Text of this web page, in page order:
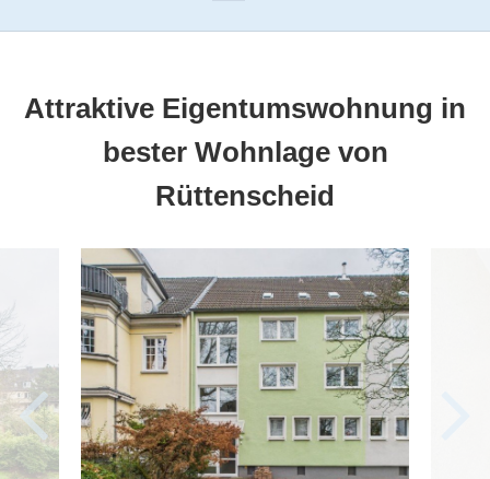
Attraktive Eigentumswohnung in
bester Wohnlage von
Rüttenscheid